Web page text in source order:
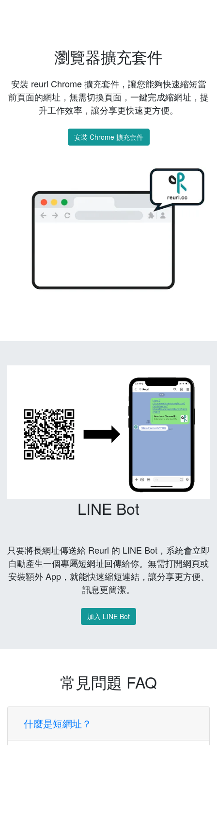
瀏覽器擴充套件
安裝 reurl Chrome 擴充套件，讓您能夠快速縮短當
前頁面的網址，無需切換頁面，一鍵完成縮網址，提
升工作效率，讓分享更快速更方便。
安裝 Chrome 擴充套件
LINE Bot
只要將長網址傳送給 Reurl 的 LINE Bot，系統會立即
自動產生一個專屬短網址回傳給你。無需打開網頁或
安裝額外 App，就能快速縮短連結，讓分享更方便、
訊息更簡潔。
加入 LINE Bot
常見問題 FAQ
什麼是短網址？